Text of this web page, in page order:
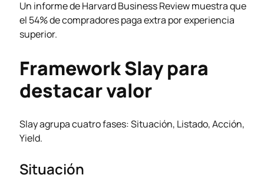
Un informe de Harvard Business Review muestra que
el 54% de compradores paga extra por experiencia
superior.
Framework Slay para
destacar valor
Slay agrupa cuatro fases: Situación, Listado, Acción,
Yield.
Situación